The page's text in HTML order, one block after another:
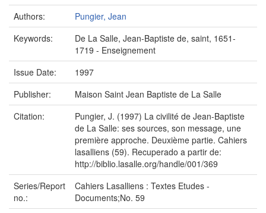
Authors:
Pungier, Jean
Keywords:
De La Salle, Jean-Baptiste de, saint, 1651-
1719 - Enseignement
Issue Date:
1997
Publisher:
Maison Saint Jean Baptiste de La Salle
Citation:
Pungier, J. (1997) La civilité de Jean-Baptiste
de La Salle: ses sources, son message, une
première approche. Deuxième partie. Cahiers
lasalliens (59). Recuperado a partir de:
http://biblio.lasalle.org/handle/001/369
Series/Report
no.:
Cahiers Lasalliens : Textes Etudes -
Documents;No. 59